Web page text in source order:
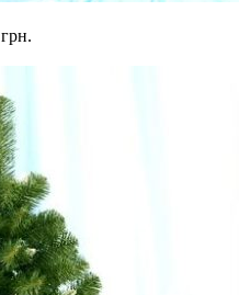
грн.